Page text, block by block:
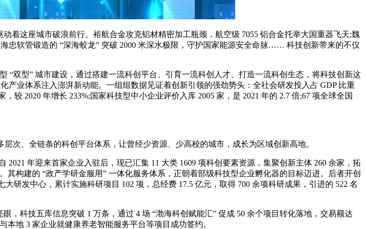
这座城市破浪前行。裕航合金攻克铝材精密加工瓶颈，航空级 7055 铝合金托举大国重器飞天;魏
忠软管锻造的 “深海蛟龙” 突破 2000 米深水极限，守护国家能源安全命脉…… 科技创新带来的不仅
双型” 城市建设，通过搭建一流科创平台、引育一流科创人才、打造一流科创生态，将科技创新这
产业体系注入澎湃新动能。一组组数据见证着创新引领的强劲势头：全社会研发投入占 GDP 比重
较 2020 年增长 233%;国家科技型中小企业评价入库 2005 家，是 2021 年的 2.7 倍;67 项全球全国
、全链条的科创平台体系，让曾经少资源、少高校的城市，成长为区域创新高地。
年迎来首家企业入驻后，现已汇集 11 大类 1609 项科创要素资源，集聚创新主体 260 余家，拓
构建的 “政产学研金服用” 一体化服务体系，正朝着部级科技型企业孵化器的目标迈进。后者开创
研发中心，累计实施科研项目 102 项，总经费 17.5 亿元，取得 700 余项科研成果，引进的 522 名
科技五库信息突破 1 万条，通过 4 场 “渤海科创赋能汇” 促成 50 余个项目转化落地，交易额达
地 3 家企业就健康养老智能服务平台等项目成功签约。